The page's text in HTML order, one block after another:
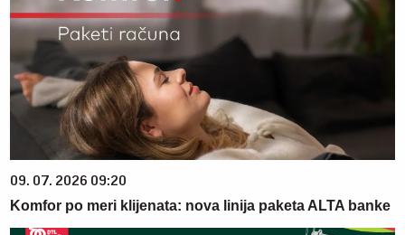
09. 07. 2026 09:20
Komfor po meri klijenata: nova linija paketa ALTA banke